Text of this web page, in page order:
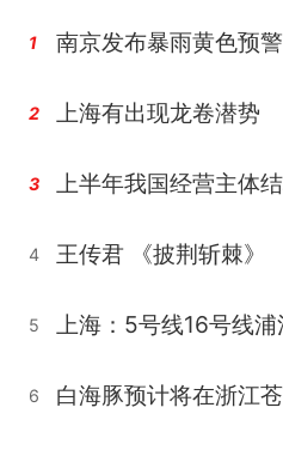
1 南京发布暴雨黄色预警
2 上海有出现龙卷潜势
3
4 王传君 《披荆斩棘》
5
6